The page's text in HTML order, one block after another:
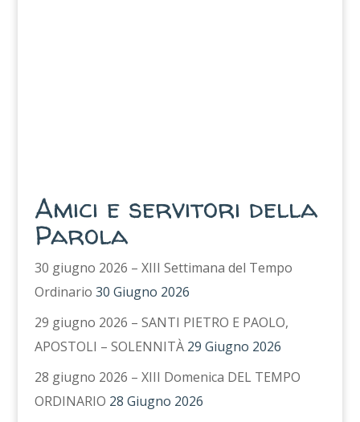
Amici e servitori della
Parola
30 giugno 2026 – XIII Settimana del Tempo
Ordinario 30 Giugno 2026
29 giugno 2026 – SANTI PIETRO E PAOLO,
APOSTOLI – SOLENNITÀ 29 Giugno 2026
28 giugno 2026 – XIII Domenica DEL TEMPO
ORDINARIO 28 Giugno 2026